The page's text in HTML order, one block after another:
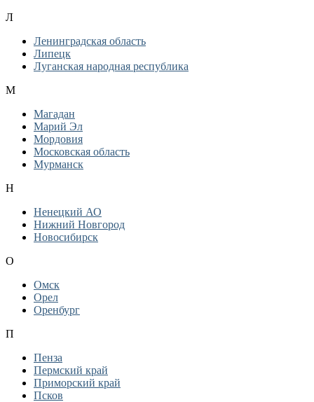
Л
Ленинградская область
Липецк
Луганская народная республика
М
Магадан
Марий Эл
Мордовия
Московская область
Мурманск
Н
Ненецкий АО
Нижний Новгород
Новосибирск
О
Омск
Орел
Оренбург
П
Пенза
Пермский край
Приморский край
Псков